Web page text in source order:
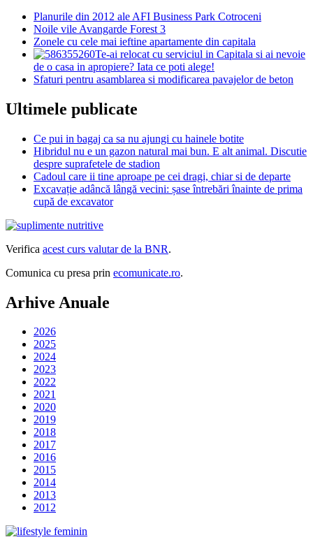
Planurile din 2012 ale AFI Business Park Cotroceni
Noile vile Avangarde Forest 3
Zonele cu cele mai ieftine apartamente din capitala
Te-ai relocat cu serviciul in Capitala si ai nevoie
de o casa in apropiere? Iata ce poti alege!
Sfaturi pentru asamblarea si modificarea pavajelor de beton
Ultimele publicate
Ce pui in bagaj ca sa nu ajungi cu hainele botite
Hibridul nu e un gazon natural mai bun. E alt animal. Discutie
despre suprafetele de stadion
Cadoul care ii tine aproape pe cei dragi, chiar si de departe
Excavație adâncă lângă vecini: șase întrebări înainte de prima
cupă de excavator
Verifica acest curs valutar de la BNR.
Comunica cu presa prin ecomunicate.ro.
Arhive Anuale
2026
2025
2024
2023
2022
2021
2020
2019
2018
2017
2016
2015
2014
2013
2012